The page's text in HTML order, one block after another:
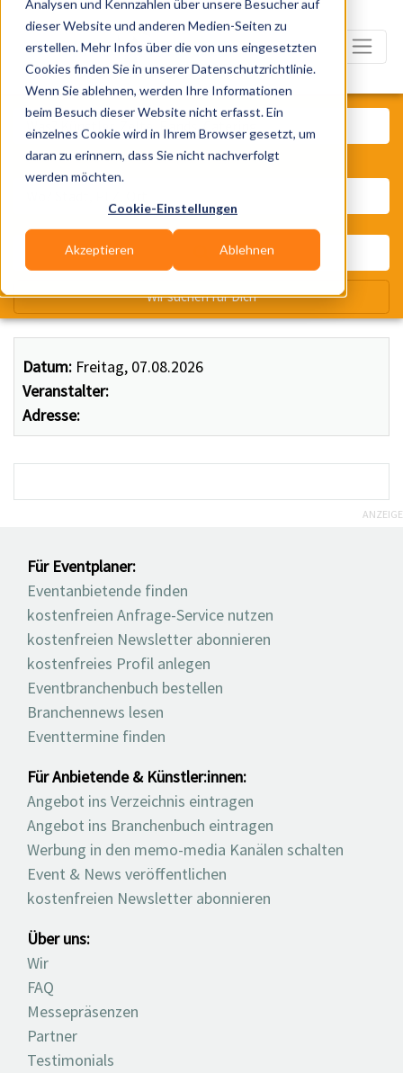
Analysen und Kennzahlen über unsere Besucher auf
dieser Website und anderen Medien-Seiten zu
erstellen. Mehr Infos über die von uns eingesetzten
Cookies finden Sie in unserer Datenschutzrichtlinie.
Wenn Sie ablehnen, werden Ihre Informationen
beim Besuch dieser Website nicht erfasst. Ein
einzelnes Cookie wird in Ihrem Browser gesetzt, um
daran zu erinnern, dass Sie nicht nachverfolgt
werden möchten.
Cookie-Einstellungen
Akzeptieren Ablehnen
Datum: Freitag, 07.08.2026
Veranstalter:
Adresse:
Was? Künstler, Zelte, Bands,
Wir suchen für Dich
ANZEIGE
Für Eventplaner:
Eventanbietende finden
kostenfreien Anfrage-Service nutzen
kostenfreien Newsletter abonnieren
kostenfreies Profil anlegen
Eventbranchenbuch bestellen
Branchennews lesen
Eventtermine finden
Für Anbietende & Künstler:innen:
Angebot ins Verzeichnis eintragen
Angebot ins Branchenbuch eintragen
Werbung in den memo-media Kanälen schalten
Event & News veröffentlichen
kostenfreien Newsletter abonnieren
Über uns:
Wir
FAQ
Messepräsenzen
Partner
Testimonials